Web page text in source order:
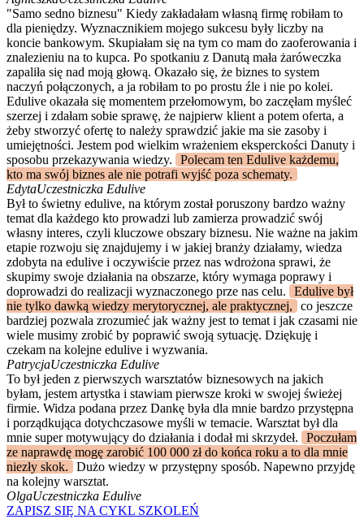
"Samo sedno biznesu" Kiedy zakładałam własną firmę robiłam to
dla pieniędzy. Wyznacznikiem mojego sukcesu były liczby na
koncie bankowym. Skupiałam się na tym co mam do zaoferowania i
znalezieniu na to kupca. Po spotkaniu z Danutą mała żaróweczka
zapaliła się nad moją głową. Okazało się, że biznes to system
naczyń połączonych, a ja robiłam to po prostu źle i nie po kolei.
Edulive okazała się momentem przełomowym, bo zaczęłam myśleć
szerzej i zdałam sobie sprawę, że najpierw klient a potem oferta, a
żeby stworzyć ofertę to należy sprawdzić jakie ma sie zasoby i
umiejętności. Jestem pod wielkim wrażeniem eksperckości Danuty i
sposobu przekazywania wiedzy.
Polecam ten Edulive każdemu,
kto ma swój biznes ale nie potrafi wyjść poza schematy.
EdytaUczestniczka Edulive
Był to świetny edulive, na którym został poruszony bardzo ważny
temat dla każdego kto prowadzi lub zamierza prowadzić swój
własny interes, czyli kluczowe obszary biznesu. Nie ważne na jakim
etapie rozwoju się znajdujemy i w jakiej branży działamy, wiedza
zdobyta na edulive i oczywiście przez nas wdrożona sprawi, że
skupimy swoje działania na obszarze, który wymaga poprawy i
doprowadzi do realizacji wyznaczonego prze nas celu.
Edulive był
nie tylko dawką wiedzy merytorycznej, ale praktycznej,
co jeszcze
bardziej pozwala zrozumieć jak ważny jest to temat i jak czasami nie
wiele musimy zrobić by poprawić swoją sytuację. Dziękuję i
czekam na kolejne edulive i wyzwania.
PatrycjaUczestniczka Edulive
To był jeden z pierwszych warsztatów biznesowych na jakich
byłam, jestem artystka i stawiam pierwsze kroki w swojej świeżej
firmie. Widza podana przez Dankę była dla mnie bardzo przystępna
i porządkująca dotychczasowe myśli w temacie. Warsztat był dla
mnie super motywujący do działania i dodał mi skrzydeł.
Poczułam
ze naprawdę mogę zarobić 100 000 zł do końca roku a to dla mnie
niezły skok.
Dużo wiedzy w przystępny sposób. Napewno przyjdę
na kolejny warsztat.
OlgaUczestniczka Edulive
ZAPISZ SIĘ NA CYKL SZKOLEŃ